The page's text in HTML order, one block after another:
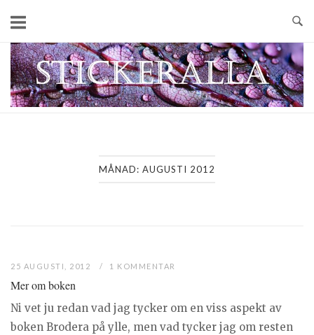
content
Home
MÅNAD: AUGUSTI 2012
25 AUGUSTI, 2012 1 KOMMENTAR
Mer om boken
Ni vet ju redan vad jag tycker om en viss aspekt av
boken Brodera på ylle, men vad tycker jag om resten